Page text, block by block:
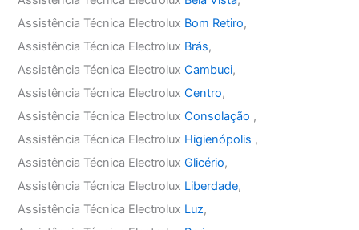
Assistência Técnica Electrolux Bom Retiro,
Assistência Técnica Electrolux Brás,
Assistência Técnica ElectroluxCambuci,
Assistência Técnica ElectroluxCentro,
Assistência Técnica ElectroluxConsolação ,
Assistência Técnica Electrolux Higienópolis ,
Assistência Técnica ElectroluxGlicério,
Assistência Técnica Electrolux Liberdade,
Assistência Técnica Electrolux Luz,